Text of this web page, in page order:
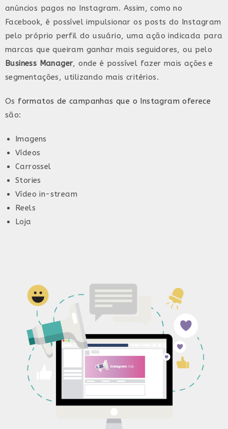
anúncios pagos no Instagram. Assim, como no
Facebook, é possível impulsionar os posts do Instagram
pelo próprio perfil do usuário, uma ação indicada para
marcas que queiram ganhar mais seguidores, ou pelo
Business Manager, onde é possível fazer mais ações e
segmentações, utilizando mais critérios.
Os formatos de campanhas que o Instagram oferece
são:
Imagens
Vídeos
Carrossel
Stories
Vídeo in-stream
Reels
Loja